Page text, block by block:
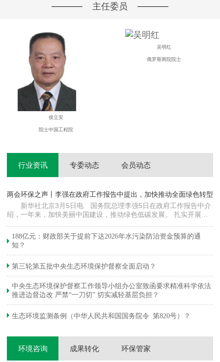
主任委员
侯立安
院士中国工程院
吴明红
俄罗斯两院院士
行业资讯 专委动态 会员动态
两会环保之声丨李强在政府工作报告中提出，加快推动全面绿色转型
新华社北京3月5日电 国务院总理李强5日在政府工作报告中介
绍，一年来，加快美丽中国建设，推动绿色低碳发展。 扎实开展大
浓度下降…
188亿元：财政部关于提前下达2026年水污染防治资金预算的通
知？
第三轮第五批中央生态环境保护督察全面启动？
中央生态环境保护督察工作领导小组办公室致函要求精准科学依法
推进边督边改 严禁“一刀切” 切实减轻基层负担？
生态环境监测条例（中华人民共和国国务院令 第820号）？
环境咨询 成果转化 环保管家